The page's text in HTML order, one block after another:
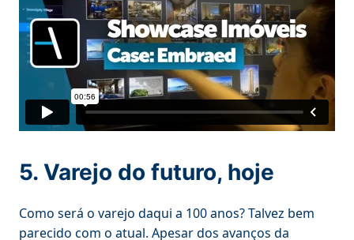
5. Varejo do futuro, hoje
Como será o varejo daqui a 100 anos? Talvez bem
parecido com o atual. Apesar dos avanços da